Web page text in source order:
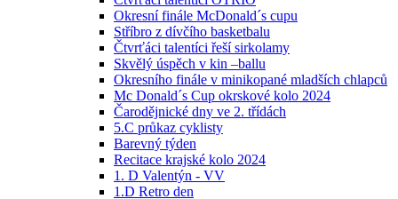
Okresní finále McDonald´s cupu
Stříbro z dívčího basketbalu
Čtvrťáci talentíci řeší sirkolamy
Skvělý úspěch v kin –ballu
Okresního finále v minikopané mladších chlapců
Mc Donald´s Cup okrskové kolo 2024
Čarodějnické dny ve 2. třídách
5.C průkaz cyklisty
Barevný týden
Recitace krajské kolo 2024
1. D Valentýn - VV
1.D Retro den